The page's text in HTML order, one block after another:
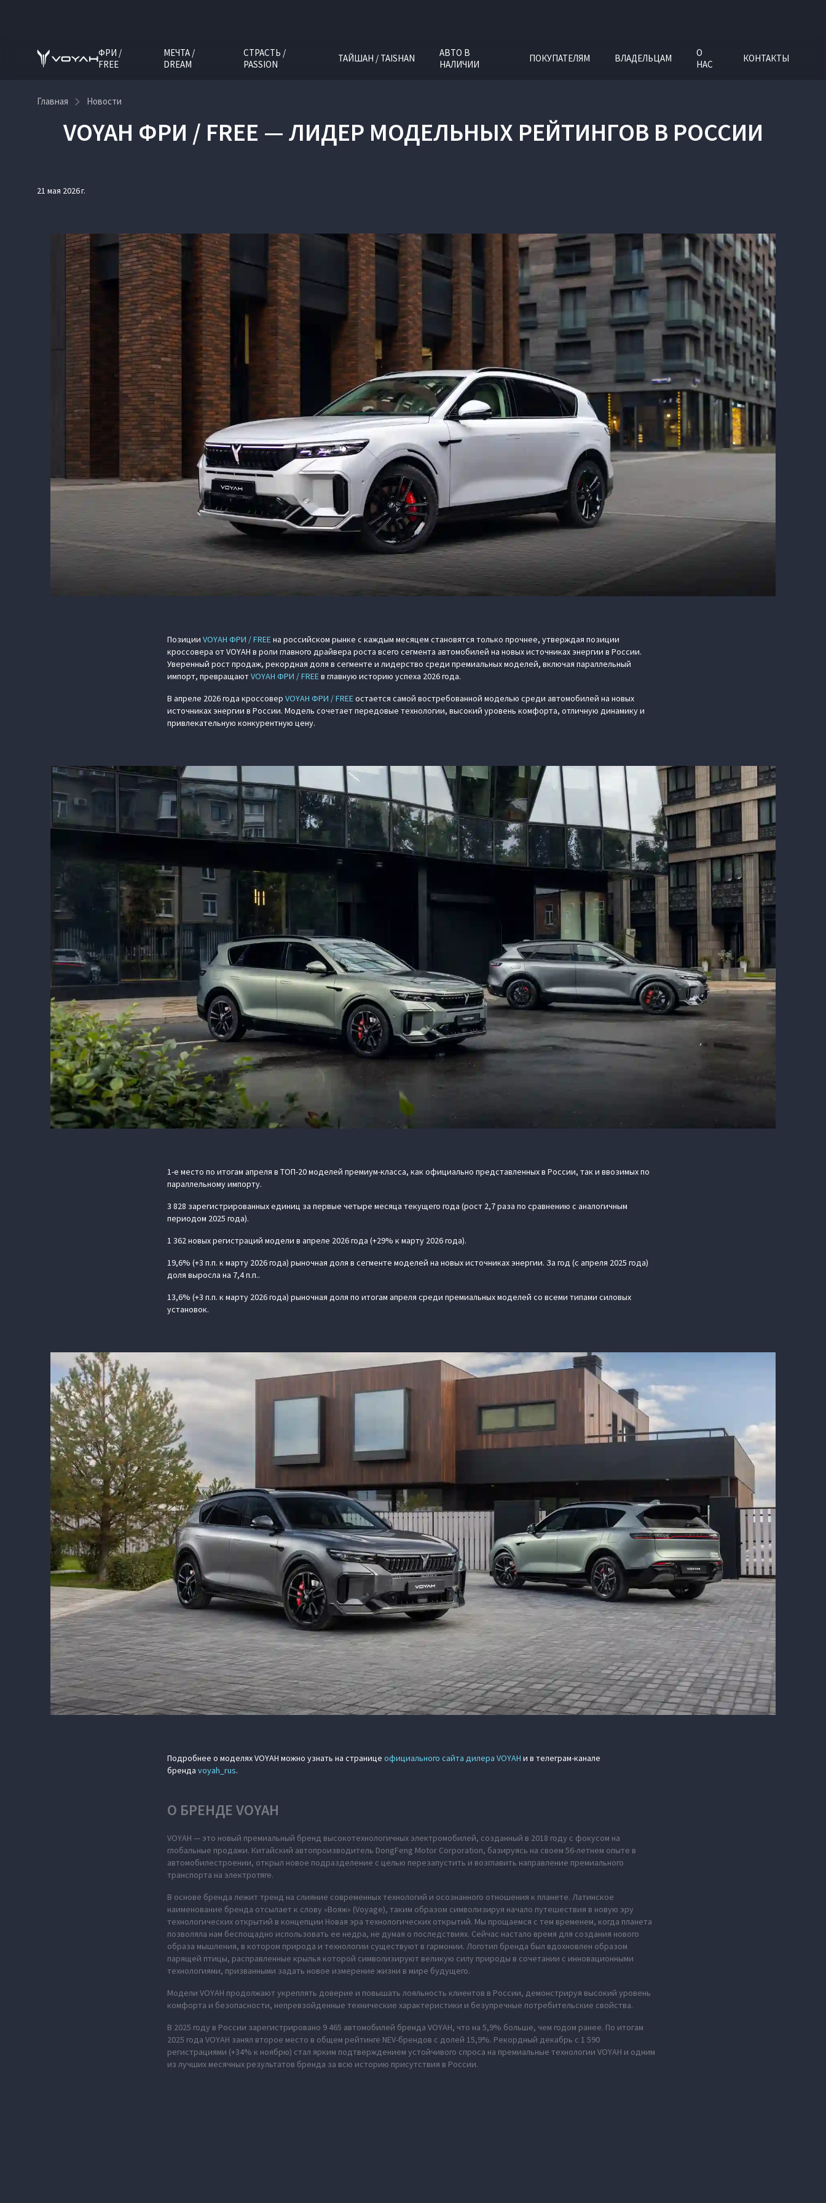
ФРИ /
FREE
МЕЧТА /
DREAM
СТРАСТЬ /
PASSION
ТАЙШАН / TAISHAN
АВТО В
НАЛИЧИИ
ПОКУПАТЕЛЯМ ВЛАДЕЛЬЦАМ
О
НАС
КОНТАКТЫ
Главная Новости
VOYAH ФРИ / FREE — ЛИДЕР МОДЕЛЬНЫХ РЕЙТИНГОВ В РОССИИ
21 мая 2026 г.
Позиции VOYAH ФРИ / FREEна российском рынке с каждым месяцем становятся только прочнее, утверждая позиции
кроссовера от VOYAH в роли главного драйвера роста всего сегмента автомобилей на новых источниках энергии в России.
Уверенный рост продаж, рекордная доля в сегменте и лидерство среди премиальных моделей, включая параллельный
импорт, превращаютVOYAH ФРИ / FREEв главную историю успеха 2026 года.
В апреле 2026 года кроссовер VOYAH ФРИ / FREEостается самой востребованной моделью среди автомобилей на новых
источниках энергии в России. Модель сочетает передовые технологии, высокий уровень комфорта, отличную динамику и
привлекательную конкурентную цену.
1-е место по итогам апреля в ТОП-20 моделей премиум-класса, как официально представленных в России, так и ввозимых по
параллельному импорту.
3 828 зарегистрированных единиц за первые четыре месяца текущего года (рост 2,7 раза по сравнению с аналогичным
периодом 2025 года).
1 362 новых регистраций модели в апреле 2026 года (+29% к марту 2026 года).
19,6% (+3 п.п. к марту 2026 года) рыночная доля в сегменте моделей на новых источниках энергии. За год (с апреля 2025 года)
доля выросла на 7,4 п.п..
13,6% (+3 п.п. к марту 2026 года) рыночная доля по итогам апреля среди премиальных моделей со всеми типами силовых
установок.
Подробнее о моделях VOYAH можно узнать на странице официального сайта дилера VOYAH и в телеграм-канале
бренда voyah_rus.
О БРЕНДЕ VOYAH
VOYAH — это новый премиальный бренд высокотехнологичных электромобилей, созданный в 2018 году с фокусом на
глобальные продажи. Китайский автопроизводитель DongFeng Motor Corporation, базируясь на своем 56-летнем опыте в
автомобилестроении, открыл новое подразделение с целью перезапустить и возглавить направление премиального
транспорта на электротяге.
В основе бренда лежит тренд на слияние современных технологий и осознанного отношения к планете. Латинское
наименование бренда отсылает к слову «Вояж» (Voyage), таким образом символизируя начало путешествия в новую эру
технологических открытий в концепции Новая эра технологических открытий. Мы прощаемся с тем временем, когда планета
позволяла нам беспощадно использовать ее недра, не думая о последствиях. Сейчас настало время для создания нового
образа мышления, в котором природа и технологии существуют в гармонии. Логотип бренда был вдохновлен образом
парящей птицы, расправленные крылья которой символизируют великую силу природы в сочетании с инновационными
технологиями, призванными задать новое измерение жизни в мире будущего.
Модели VOYAH продолжают укреплять доверие и повышать лояльность клиентов в России, демонстрируя высокий уровень
комфорта и безопасности, непревзойденные технические характеристики и безупречные потребительские свойства.
В 2025 году в России зарегистрировано 9 465 автомобилей бренда VOYAH, что на 5,9% больше, чем годом ранее. По итогам
2025 года VOYAH занял второе место в общем рейтинге NEV-брендов с долей 15,9%. Рекордный декабрь с 1 590
регистрациями (+34% к ноябрю) стал ярким подтверждением устойчивого спроса на премиальные технологии VOYAH и одним
из лучших месячных результатов бренда за всю историю присутствия в России.